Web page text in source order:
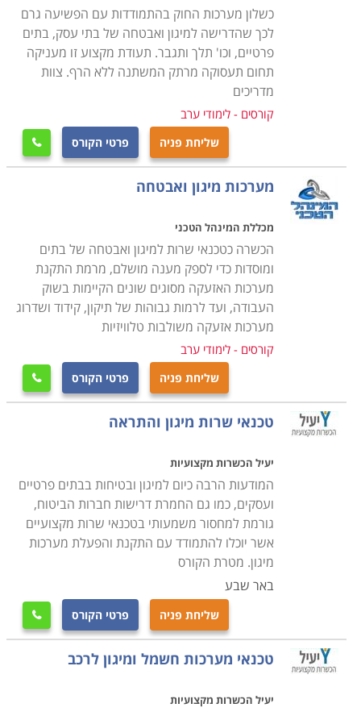
הערב, בהתאם לתכנית מוסד הלימודים, כאשר ניתן לשלב
את הלימודים עם העבודה הקיימת, ורק בסיום הקורס, עם
קבלת התעודה המקצועית להשתלב באחת החברות בתחום
או לחילופין להקים עסק עצמאי ולסלול דרך לקראת קריירה
רווחית ומצליחה.
קיימים מספר מוסדות לימוד בהם ניתן ללמוד קורס זה, כאשר
בחלקם קיים אף מערך השמה אשר מסייע לתלמידים למצוא
משרה מתאימה לאחר שהם מסיימים את כל מטלות הקורס,
שכן, אחד הדברים החשובים הוא להתחיל לעבוד מיד עם
קבלת התעודה, ליישם את כל מה שנלמד ולקבל ניסיון
מקצועי בתחום.
קורס מיגון ואבטחה נלמד במסגרת תכנית לימודים גמישה,
כאשר חשוב לוודא מראש כי מדובר במוסד לימודים אמין
ומקצועי וכי התעודה המתקבלת בסיום הקורס הינה מוכרת
בחברות המובילות בתחום, שכן מדובר בהשקעה של זמן
כשלון מערכות החוק בהתמודדות עם הפשיעה גרם
לכך שהדרישה למיגון ואבטחה של בתי עסק, בתים
פרטיים, וכו' תלך ותגבר. תעודת מקצוע זו מעניקה
תחום תעסוקה מרתק המשתנה ללא הרף. צוות
מדריכים
קורסים - לימודי ערב
שליחת פניה פרטי הקורס 
מערכות מיגון ואבטחה
מכללת המינהל הטכני
הכשרה כטכנאי שרות למיגון ואבטחה של בתים
ומוסדות כדי לספק מענה מושלם, מרמת התקנת
מערכות האזעקה מסוגים שונים הקיימות בשוק
העבודה, ועד לרמות גבוהות של תיקון, קידוד ושדרוג
מערכות אזעקה משולבות טלוויזיות
קורסים - לימודי ערב
שליחת פניה פרטי הקורס 
טכנאי שרות מיגון והתראה
יעיל הכשרות מקצועיות
המודעות הרבה כיום למיגון ובטיחות בבתים פרטיים
ועסקים, כמו גם החמרת דרישות חברות הביטוח,
גורמת למחסור משמעותי בטכנאי שרות מקצועיים
אשר יוכלו להתמודד עם התקנת והפעלת מערכות
מיגון. מטרת הקורס
באר שבע
שליחת פניה פרטי הקורס 
טכנאי מערכות חשמל ומיגון לרכב
יעיל הכשרות מקצועיות